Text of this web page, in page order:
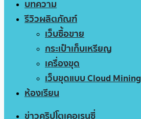
บทความ
รีวิวผลิตภัณฑ์
เว็บซื้อขาย
กระเป๋าเก็บเหรียญ
เครื่องขุด
เว็บขุดแบบ Cloud Mining
ห้องเรียน